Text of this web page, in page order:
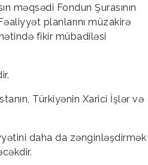
məqsədi Fondun Şurasının
planlarını müzakirə
fikir mübadiləsi
Türkiyənin Xarici İşlər və
daha da zənginləşdirmək